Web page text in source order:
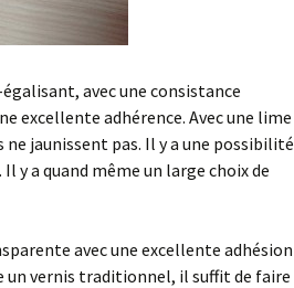
avec une consistance
excellente adhérence. Avec une lime
jaunissent pas. Il y a une possibilité
y a quand même un large choix de
avec une excellente adhésion
un vernis traditionnel, il suffit de faire